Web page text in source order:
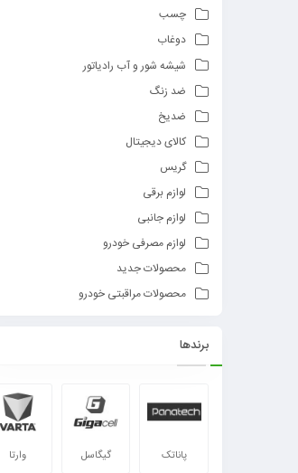
چسب
دوغاب
شیشه شور و آب رادیاتور
ضد زنگ
ضدیخ
کالای دیجیتال
گریس
لوازم برقی
لوازم جانبی
لوازم مصرفی خودرو
محصولات جدید
محصولات مراقبتی خودرو
برندها
پاناتک گیگاسل وارتا